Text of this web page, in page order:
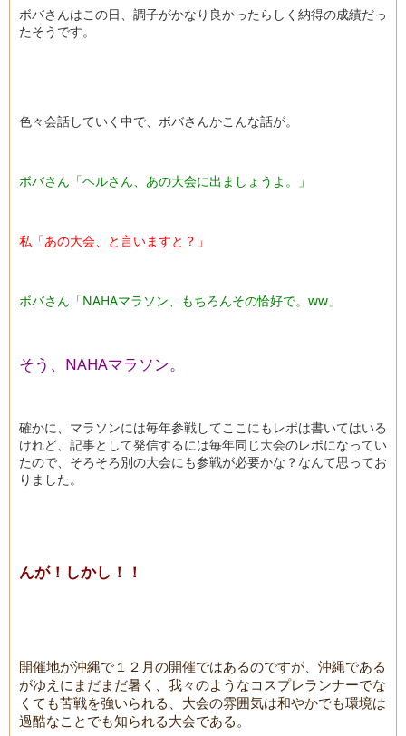
ボバさんはこの日、調子がかなり良かったらしく納得の成績だっ
たそうです。
色々会話していく中で、ボバさんかこんな話が。
ボバさん「ヘルさん、あの大会に出ましょうよ。」
私「あの大会、と言いますと？」
ボバさん「NAHAマラソン、もちろんその恰好で。ww」
そう、NAHAマラソン。
確かに、マラソンには毎年参戦してここにもレポは書いてはいる
けれど、記事として発信するには毎年同じ大会のレポになってい
たので、そろそろ別の大会にも参戦が必要かな？なんて思ってお
りました。
んが！しかし！！
開催地が沖縄で１２月の開催ではあるのですが、沖縄である
がゆえにまだまだ暑く、我々のようなコスプレランナーでな
くても苦戦を強いられる、大会の雰囲気は和やかでも環境は
過酷なことでも知られる大会である。